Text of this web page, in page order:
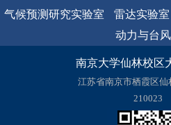
气候预测研究实验室
雷达实验室
动力与台
南京大学仙林校区
江苏省南京市栖霞区仙
210023